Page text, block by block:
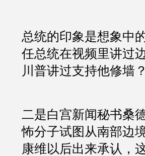
总统的印象是想象中
任总统在视频里讲过
川普讲过支持他修墙？
二是白宫新闻秘书桑
怖分子试图从南部边
康维以后出来承认，